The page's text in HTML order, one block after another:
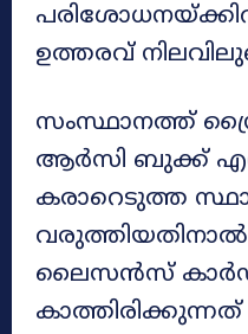
ഉത്തരവ്
സംസ്ഥാനത്ത്
ആര്‍സി ബുക്ക്
കരാറെടുത്ത
ലൈസന്‍സ്